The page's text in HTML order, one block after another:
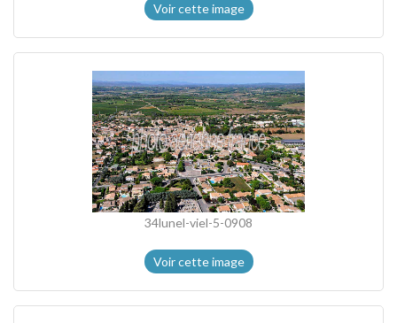
Voir cette image
34lunel-viel-5-0908
Voir cette image